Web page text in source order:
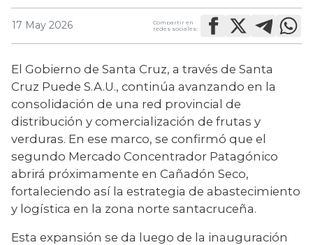
17 May 2026
Compartir en
redes sociales:
El Gobierno de Santa Cruz, a través de Santa
Cruz Puede S.A.U., continúa avanzando en la
consolidación de una red provincial de
distribución y comercialización de frutas y
verduras. En ese marco, se confirmó que el
segundo Mercado Concentrador Patagónico
abrirá próximamente en Cañadón Seco,
fortaleciendo así la estrategia de abastecimiento
y logística en la zona norte santacruceña.
Esta expansión se da luego de la inauguración